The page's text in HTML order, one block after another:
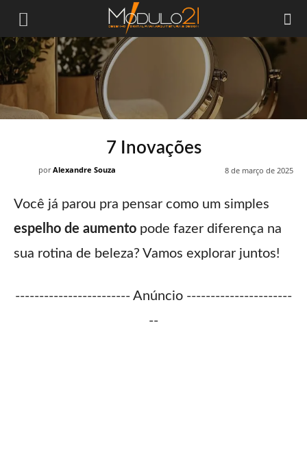
Módulo21
7 Inovações
8 de março de 2025
por Alexandre Souza
Você já parou pra pensar como um simples
espelho de aumento pode fazer diferença na
sua rotina de beleza? Vamos explorar juntos!
------------------------ Anúncio ----------------------
--